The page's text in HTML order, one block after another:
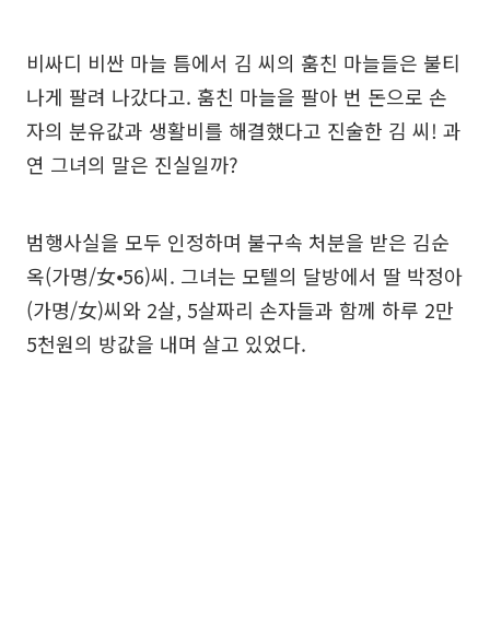
비싸디 비싼 마늘 틈에서 김 씨의 훔친 마늘들은 불티
나게 팔려 나갔다고. 훔친 마늘을 팔아 번 돈으로 손
자의 분유값과 생활비를 해결했다고 진술한 김 씨! 과
연 그녀의 말은 진실일까?
범행사실을 모두 인정하며 불구속 처분을 받은 김순
옥(가명/女⦁56)씨. 그녀는 모텔의 달방에서 딸 박정아
(가명/女)씨와 2살, 5살짜리 손자들과 함께 하루 2만
5천원의 방값을 내며 살고 있었다.